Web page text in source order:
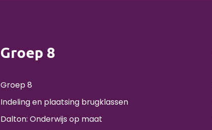
Groep 8
Groep 8
Indeling en plaatsing brugklassen
Dalton: Onderwijs op maat